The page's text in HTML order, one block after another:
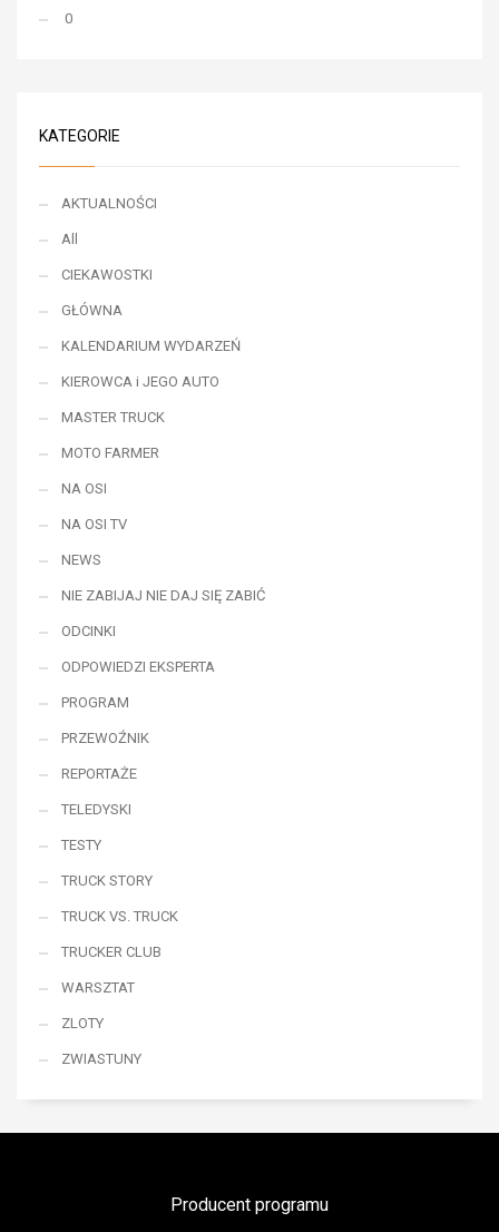
0
KATEGORIE
AKTUALNOŚCI
All
CIEKAWOSTKI
GŁÓWNA
KALENDARIUM WYDARZEŃ
KIEROWCA i JEGO AUTO
MASTER TRUCK
MOTO FARMER
NA OSI
NA OSI TV
NEWS
NIE ZABIJAJ NIE DAJ SIĘ ZABIĆ
ODCINKI
ODPOWIEDZI EKSPERTA
PROGRAM
PRZEWOŹNIK
REPORTAŻE
TELEDYSKI
TESTY
TRUCK STORY
TRUCK VS. TRUCK
TRUCKER CLUB
WARSZTAT
ZLOTY
ZWIASTUNY
Producent programu